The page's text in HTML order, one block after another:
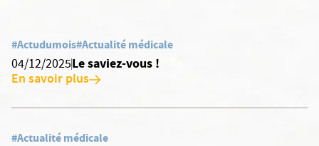
#Actudumois#Actualité médicale
04/12/2025Le saviez-vous !
En savoir plus
#Actualité médicale